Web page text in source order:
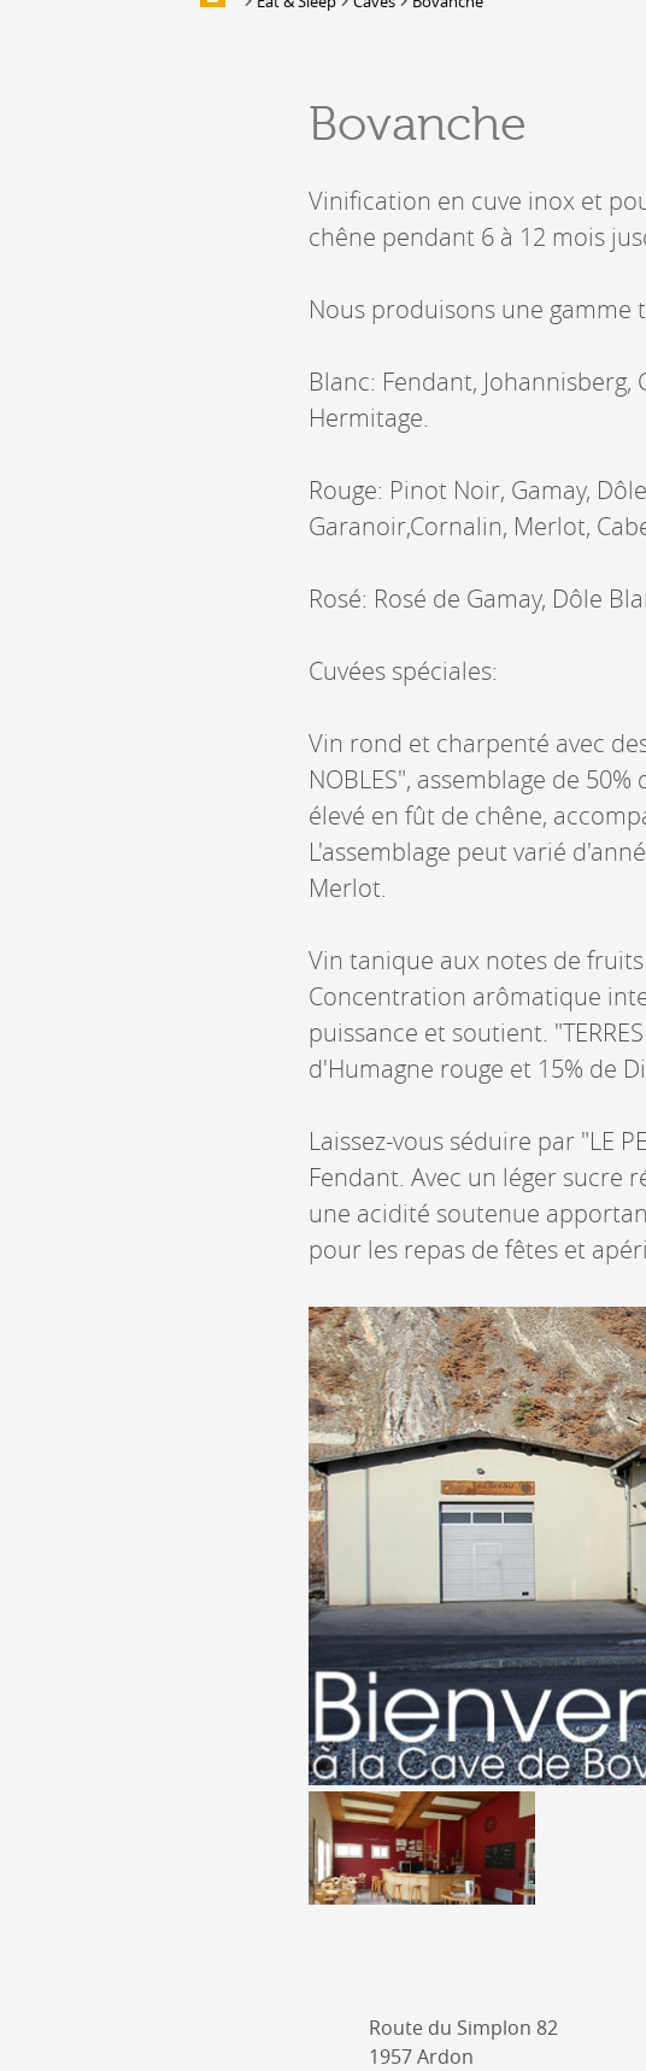
EAT & SLEEP
Accommodation
Bars, Cafés, Restaurants &
Bovanche
Vinification en cuve inox et
chêne pendant 6 à 12 mois
Nous produisons une gamme
Blanc: Fendant, Johannisberg,
Hermitage.
Rouge: Pinot Noir, Gamay,
Garanoir,Cornalin, Merlot,
Rosé: Rosé de Gamay, Dôle
Cuvées spéciales:
Vin rond et charpenté avec
NOBLES", assemblage de
élevé en fût de chêne,
L'assemblage peut varié
Merlot.
Vin tanique aux notes de
Concentration arômatique
puissance et soutient.
d'Humagne rouge et 15% de
Laissez-vous séduire par "LE
Fendant. Avec un léger sucre
une acidité soutenue
pour les repas de fêtes et
Route du Simplon 82
1957 Ardon